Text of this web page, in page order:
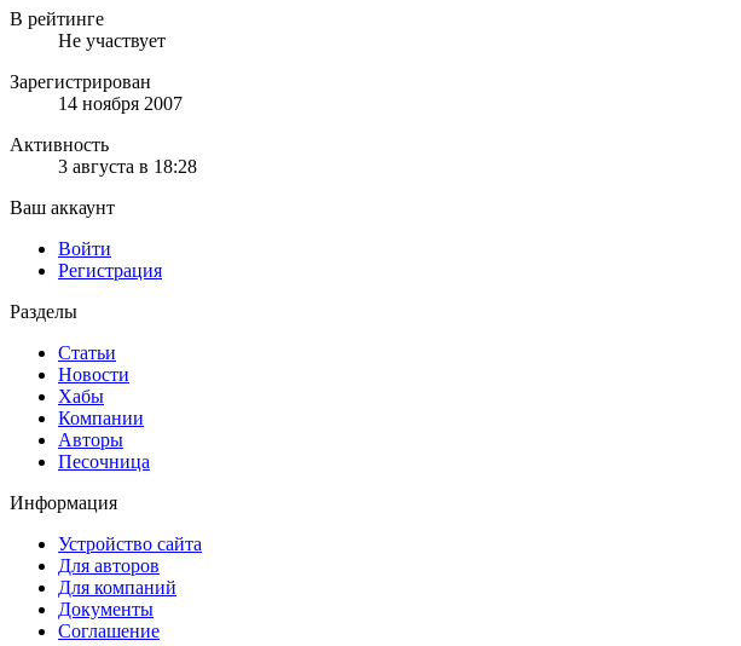
В рейтинге
Не участвует
Зарегистрирован
14 ноября 2007
Активность
3 августа в 18:28
Ваш аккаунт
Войти
Регистрация
Разделы
Статьи
Новости
Хабы
Компании
Авторы
Песочница
Информация
Устройство сайта
Для авторов
Для компаний
Документы
Соглашение